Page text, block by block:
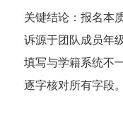
关键结论：报名本
诉源于团队成员年
填写与学籍系统不
逐字核对所有字段。